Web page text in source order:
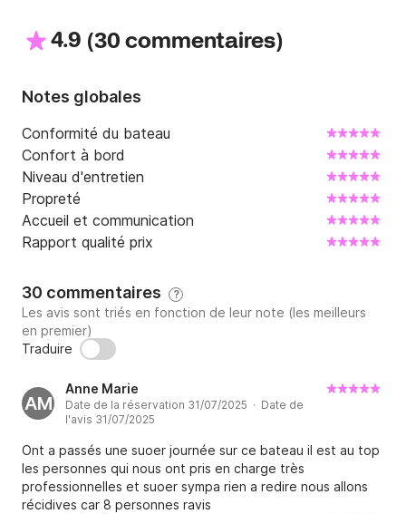
4.9 (30 commentaires)
Notes globales
Conformité du bateau
Confort à bord
Niveau d'entretien
Propreté
Accueil et communication
Rapport qualité prix
30 commentaires ?
Les avis sont triés en fonction de leur note (les meilleurs
en premier)
Traduire
AM
Anne Marie
Date de la réservation 31/07/2025 · Date de
l'avis 31/07/2025
Ont a passés une suoer journée sur ce bateau il est au top
les personnes qui nous ont pris en charge très
professionnelles et suoer sympa rien a redire nous allons
récidives car 8 personnes ravis